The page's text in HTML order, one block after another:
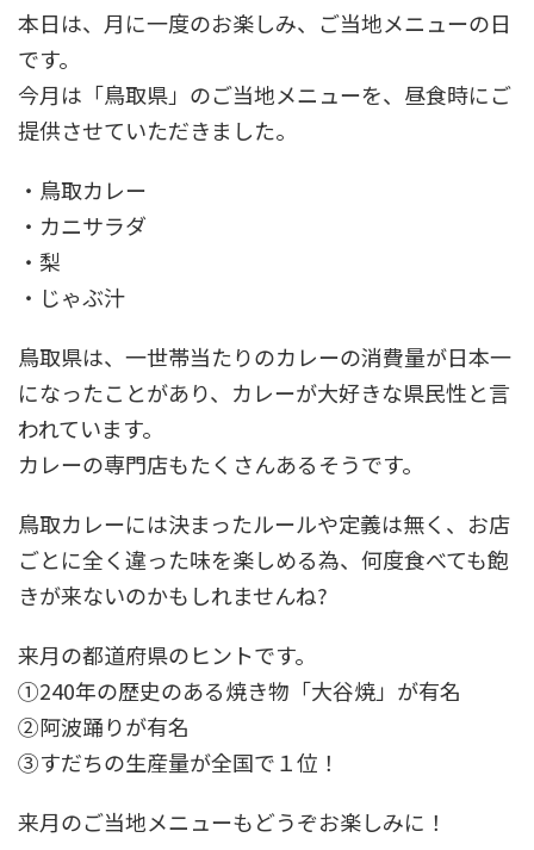
本日は、月に一度のお楽しみ、ご当地メニューの日
です。
今月は「鳥取県」のご当地メニューを、昼食時にご
提供させていただきました。
・鳥取カレー
・カニサラダ
・梨
・じゃぶ汁
鳥取県は、一世帯当たりのカレーの消費量が日本一
になったことがあり、カレーが大好きな県民性と言
われています。
カレーの専門店もたくさんあるそうです。
鳥取カレーには決まったルールや定義は無く、お店
ごとに全く違った味を楽しめる為、何度食べても飽
きが来ないのかもしれませんね?
来月の都道府県のヒントです。
①240年の歴史のある焼き物「大谷焼」が有名
②阿波踊りが有名
③すだちの生産量が全国で１位！
来月のご当地メニューもどうぞお楽しみに！